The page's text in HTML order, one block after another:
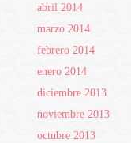
abril 2014
marzo 2014
febrero 2014
enero 2014
diciembre 2013
noviembre 2013
octubre 2013